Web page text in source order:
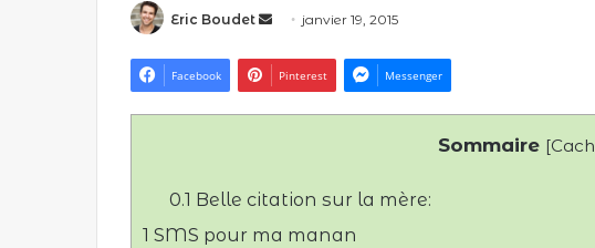
Eric Boudet
u
n
janvier 19, 2015
Facebook Pinterest Messenger
Sommaire [
0.1 Belle citation sur la mère:
1 SMS pour ma manan